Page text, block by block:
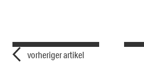
vorheriger artikel